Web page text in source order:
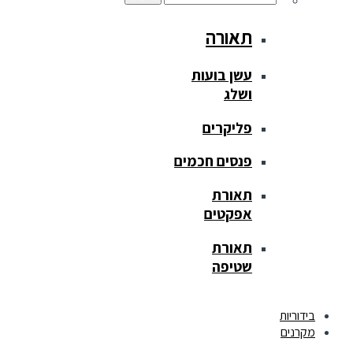
תאורה
עשן בועות
ושלג
פליקרים
פנסים חכמים
תאורת
אפקטים
תאורת
שטיפה
בידוריות
מקרנים